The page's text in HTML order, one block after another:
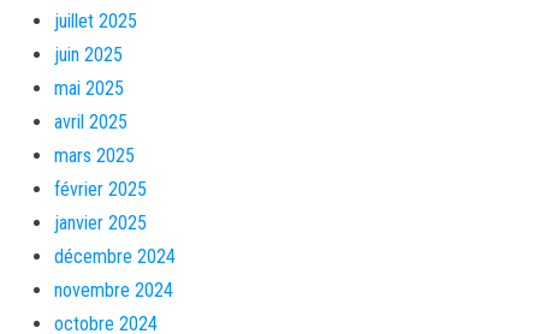
juillet 2025
juin 2025
mai 2025
avril 2025
mars 2025
février 2025
janvier 2025
décembre 2024
novembre 2024
octobre 2024